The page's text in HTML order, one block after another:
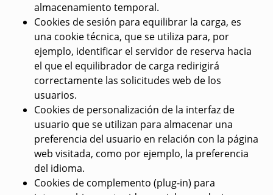
almacenamiento temporal.
Cookies de sesión para equilibrar la carga, es
una cookie técnica, que se utiliza para, por
ejemplo, identificar el servidor de reserva hacia
el que el equilibrador de carga redirigirá
correctamente las solicitudes web de los
usuarios.
Cookies de personalización de la interfaz de
usuario que se utilizan para almacenar una
preferencia del usuario en relación con la página
web visitada, como por ejemplo, la preferencia
del idioma.
Cookies de complemento (plug-in) para